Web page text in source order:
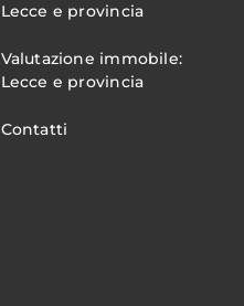
Lecce e provincia
Valutazione immobile:
Lecce e provincia
Contatti